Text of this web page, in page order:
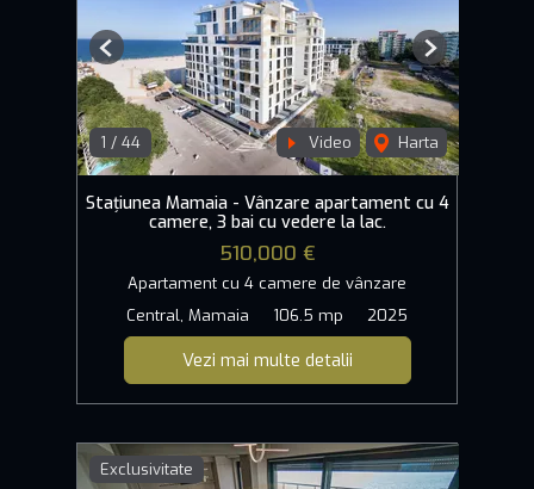
1 / 44 Video Harta
Previous Next
Stațiunea Mamaia - Vânzare apartament cu 4
camere, 3 bai cu vedere la lac.
510,000 €
Apartament cu 4 camere de vânzare
Central, Mamaia
106.5 mp 2025
Vezi mai multe detalii
Exclusivitate